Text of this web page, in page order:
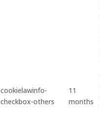
cookielawinfo-
checkbox-others
11
months